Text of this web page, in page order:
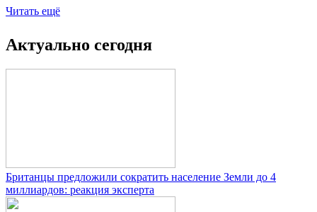
Читать ещё
Актуально сегодня
Британцы предложили сократить население Земли до 4
миллиардов: реакция эксперта